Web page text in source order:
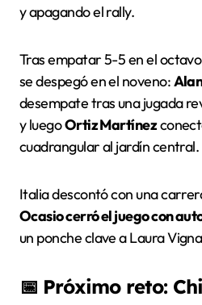
y apagando el rally.
Tras empatar 5-5 en el
se despegó en el noveno:
desempate tras una jugada
y luegoOrtiz Martínez
cuadrangular al jardín central.
Italia descontó con una
Ocasio cerró el juego con
un ponche clave a Laura
📅 Próximo reto: